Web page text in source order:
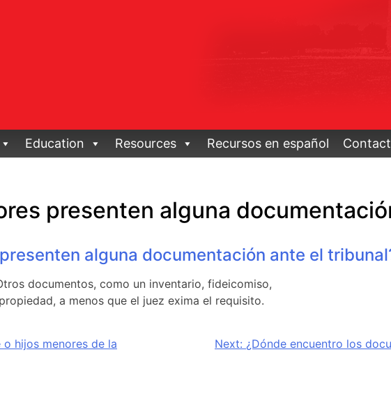
Education Resources Recursos en español
presenten alguna
alguna documentación ante el
documentos, como un inventario, fideicomiso,
a menos que el juez exima el requisito.
hijos menores de la
Next: ¿Dónde encuentro los